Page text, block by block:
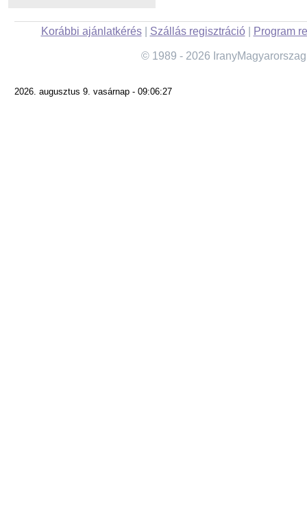
Korábbi ajánlatkérés| Szállás regisztráció| Program
© 1989 - 2026
2026. augusztus 9. vasárnap - 09:06:27